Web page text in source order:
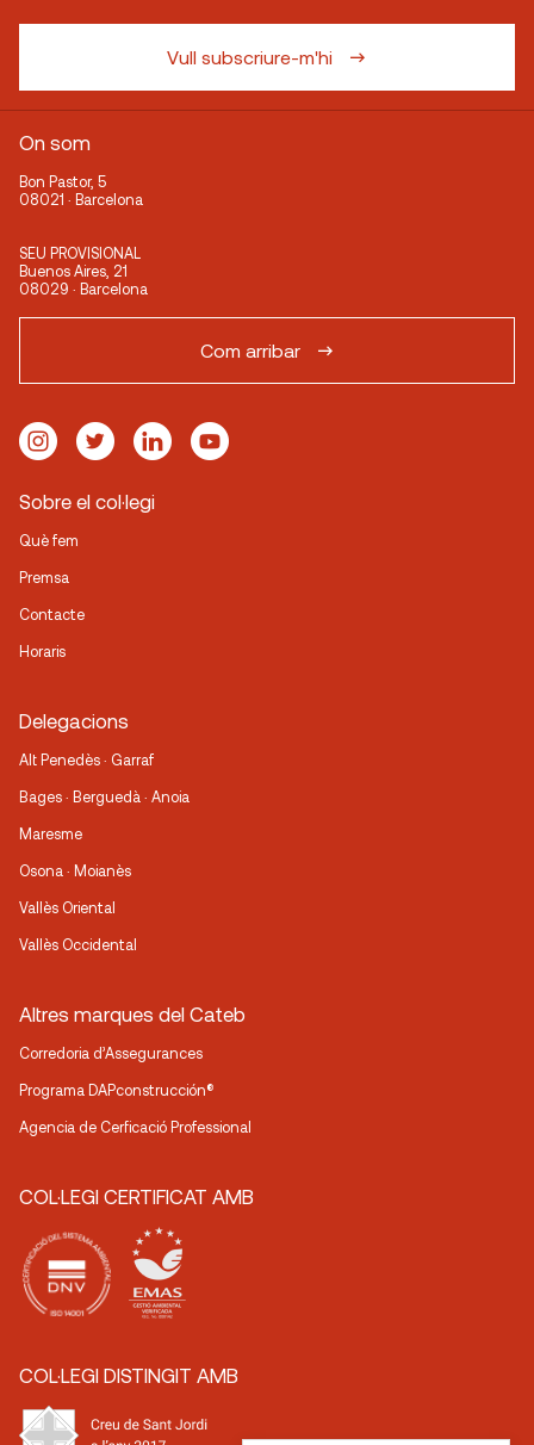
Vull subscriure-m'hi
On som
Bon Pastor, 5
08021 · Barcelona
SEU PROVISIONAL
Buenos Aires, 21
08029 · Barcelona
Com arribar
Sobre el col·legi
Què fem
Premsa
Contacte
Horaris
Delegacions
Alt Penedès · Garraf
Bages · Berguedà · Anoia
Maresme
Osona · Moianès
Vallès Oriental
Vallès Occidental
Altres marques del Cateb
Corredoria d’Assegurances
Programa DAPconstrucción®
Agencia de Cerficació Professional
COL·LEGI CERTIFICAT AMB
COL·LEGI DISTINGIT AMB